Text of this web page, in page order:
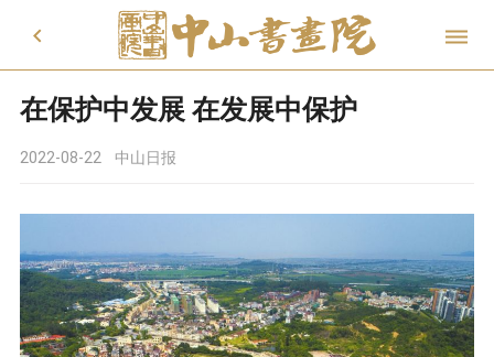
 
在保护中发展 在发展中保护
2022-08-22 中山日报